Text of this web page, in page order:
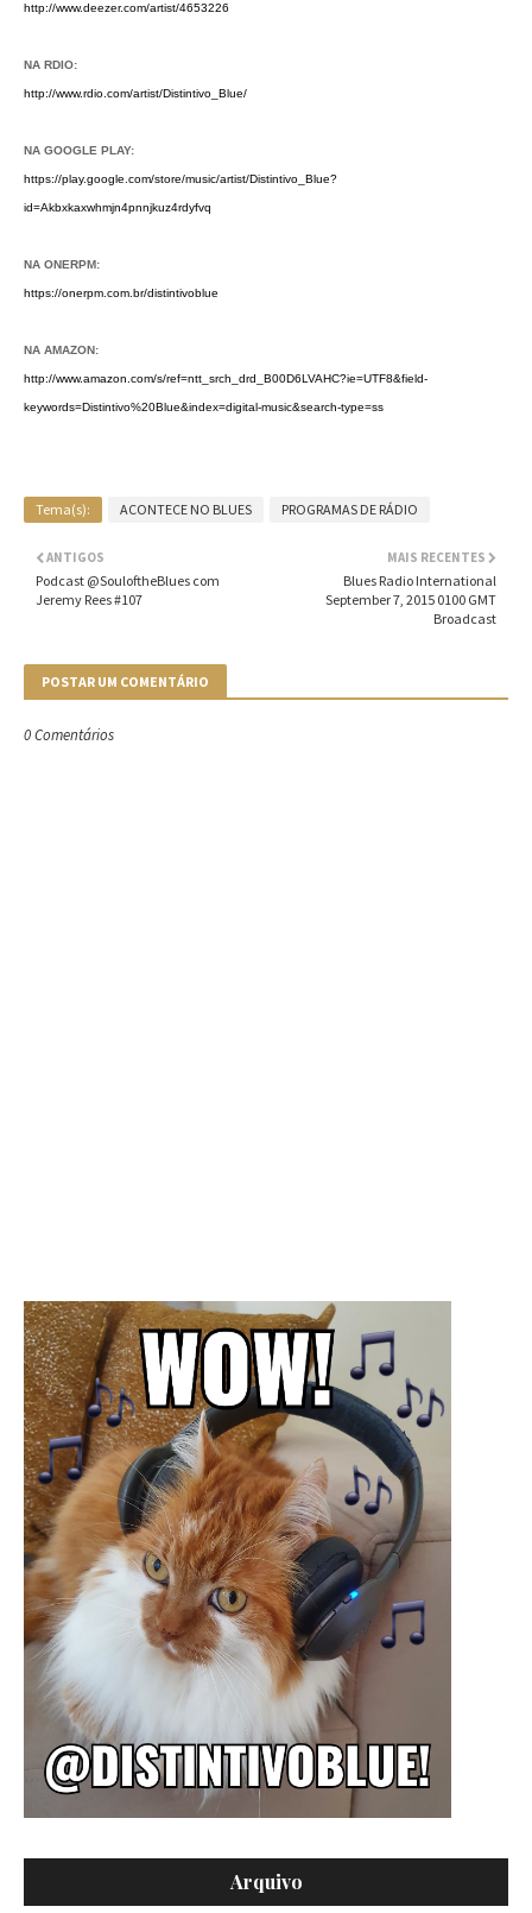
http://www.deezer.com/artist/4653226
NA RDIO:
http://www.rdio.com/artist/Distintivo_Blue/
NA GOOGLE PLAY:
https://play.google.com/store/music/artist/Distintivo_Blue?
id=Akbxkaxwhmjn4pnnjkuz4rdyfvq
NA ONERPM:
https://onerpm.com.br/distintivoblue
NA AMAZON:
http://www.amazon.com/s/ref=ntt_srch_drd_B00D6LVAHC?ie=UTF8&field-
keywords=Distintivo%20Blue&index=digital-music&search-type=ss
Tema(s): ACONTECE NO BLUES PROGRAMAS DE RÁDIO
MAIS RECENTES
Blues Radio International
September 7, 2015 0100 GMT
Broadcast
ANTIGOS
Podcast @SouloftheBlues com
Jeremy Rees #107
POSTAR UM COMENTÁRIO
0 Comentários
Arquivo